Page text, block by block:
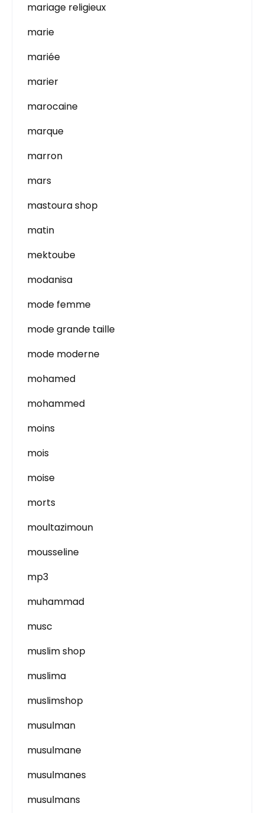
mariage religieux
marie
mariée
marier
marocaine
marque
marron
mars
mastoura shop
matin
mektoube
modanisa
mode femme
mode grande taille
mode moderne
mohamed
mohammed
moins
mois
moise
morts
moultazimoun
mousseline
mp3
muhammad
musc
muslim shop
muslima
muslimshop
musulman
musulmane
musulmanes
musulmans